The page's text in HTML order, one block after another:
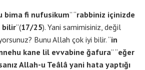
bima fi nufusikum” “rabbiniz içinizde
bilir”(17/25). Yani samimisiniz, değil
Bunu Allah çok iyi bilir. “in
kane lil evvabine ğafura” “eğer
Allah-u Teâlâ yani hata yaptığı